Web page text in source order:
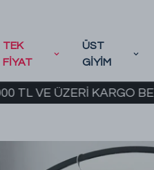
TEK
FİYAT
ÜST
GİYİM
KARGO BEDAVA